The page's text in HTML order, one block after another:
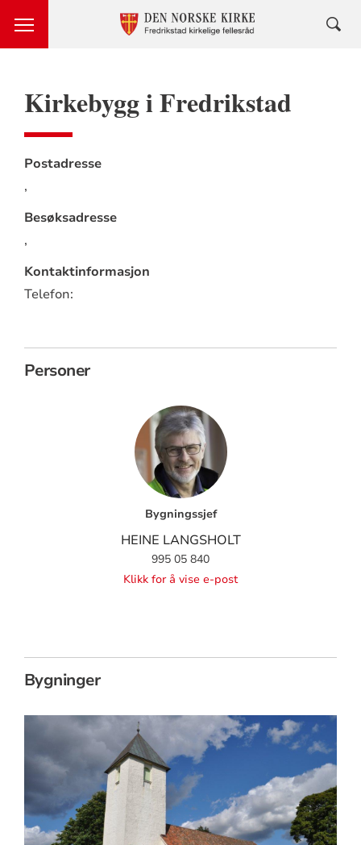
Kirkebygg i Fredrikstad
Postadresse
,
Besøksadresse
,
Kontaktinformasjon
Telefon:
Personer
Bygningssjef
HEINE LANGSHOLT
995 05 840
Klikk for å vise e-post
Bygninger